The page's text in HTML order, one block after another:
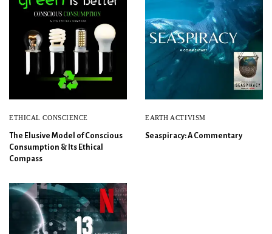
ETHICAL CONSCIENCE
The Elusive Model of Conscious
Consumption & Its Ethical
Compass
EARTH ACTIVISM
Seaspiracy: A Commentary